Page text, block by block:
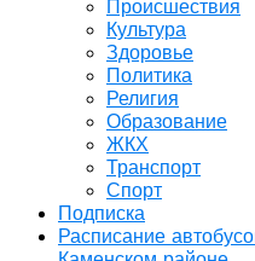
Происшествия
Культура
Здоровье
Политика
Религия
Образование
ЖКХ
Транспорт
Спорт
Подписка
Расписание